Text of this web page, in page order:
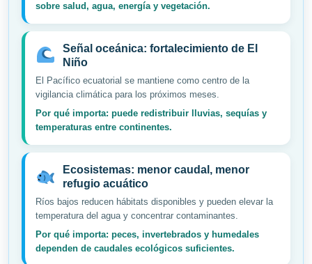
sobre salud, agua, energía y vegetación.
Señal oceánica: fortalecimiento de El
Niño
El Pacífico ecuatorial se mantiene como centro de la
vigilancia climática para los próximos meses.
Por qué importa: puede redistribuir lluvias, sequías y
temperaturas entre continentes.
Ecosistemas: menor caudal, menor
refugio acuático
Ríos bajos reducen hábitats disponibles y pueden elevar la
temperatura del agua y concentrar contaminantes.
Por qué importa: peces, invertebrados y humedales
dependen de caudales ecológicos suficientes.